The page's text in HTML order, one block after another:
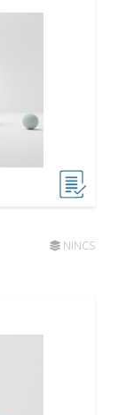
NINCS